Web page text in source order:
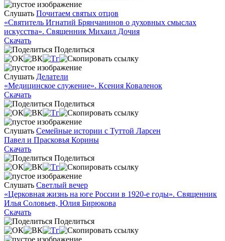
Слушать Почитаем святых отцов
«Святитель Игнатий Брянчанинов о духовных смыслах
искусства». Священник Михаил Дочия
Скачать
Поделиться
Слушать Делатели
«Медицинское служение». Ксения Коваленок
Скачать
Поделиться
Слушать Семейные истории с Туттой Ларсен
Павел и Прасковья Корины
Скачать
Поделиться
Слушать Светлый вечер
«Церковная жизнь на юге России в 1920-е годы». Священник
Илья Соловьев, Юлия Бирюкова
Скачать
Поделиться